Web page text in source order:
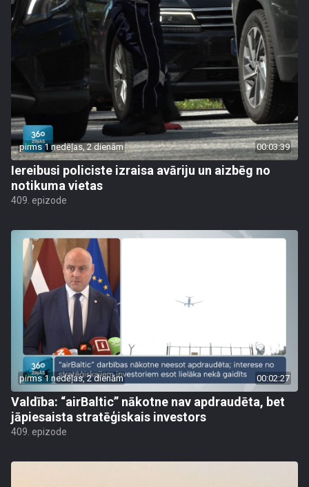
pirms 1 nedēļas, 2 dienām 00:03:39
Iereibusi policiste izraisa avāriju un aizbēg no
notikuma vietas
409. epizode
pirms 1 nedēļas, 2 dienām 00:02:27
Valdība: “airBaltic” nākotne nav apdraudēta, bet
jāpiesaista stratēģiskais investors
409. epizode